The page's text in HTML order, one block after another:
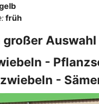
früh
großer
-
-